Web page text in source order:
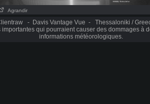
Agrandir
- Davis Vantage Vue - Thessaloniki /
qui pourraient causer des dommages à
informations météorologiques.